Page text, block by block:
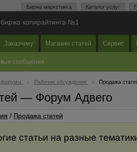
Биржа маркетинга Каталог услуг
биржа копирайтинга №1
Заказчику Магазин статей Сервис
сообщения
форумы Рабочие обсуждения Продажа
— Форум Адвего
/ Продажа статей
статьи на разные